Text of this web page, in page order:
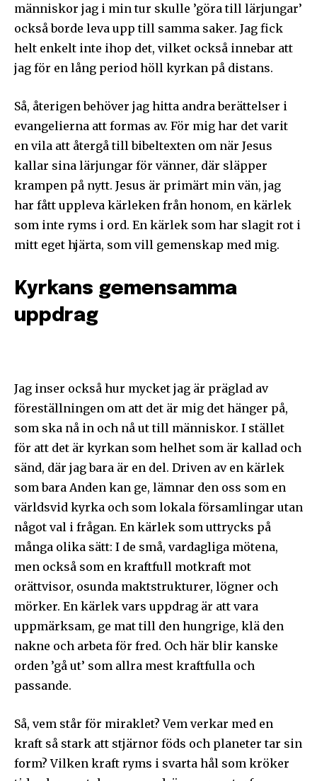
människor jag i min tur skulle ’göra till lärjungar’
också borde leva upp till samma saker. Jag fick
helt enkelt inte ihop det, vilket också innebar att
jag för en lång period höll kyrkan på distans.
Så, återigen behöver jag hitta andra berättelser i
evangelierna att formas av. För mig har det varit
en vila att återgå till bibeltexten om när Jesus
kallar sina lärjungar för vänner, där släpper
krampen på nytt. Jesus är primärt min vän, jag
har fått uppleva kärleken från honom, en kärlek
som inte ryms i ord. En kärlek som har slagit rot i
mitt eget hjärta, som vill gemenskap med mig.
Kyrkans gemensamma
uppdrag
Jag inser också hur mycket jag är präglad av
föreställningen om att det är mig det hänger på,
som ska nå in och nå ut till människor. I stället
för att det är kyrkan som helhet som är kallad och
sänd, där jag bara är en del. Driven av en kärlek
som bara Anden kan ge, lämnar den oss som en
världsvid kyrka och som lokala församlingar utan
något val i frågan. En kärlek som uttrycks på
många olika sätt: I de små, vardagliga mötena,
men också som en kraftfull motkraft mot
orättvisor, osunda maktstrukturer, lögner och
mörker. En kärlek vars uppdrag är att vara
uppmärksam, ge mat till den hungrige, klä den
nakne och arbeta för fred. Och här blir kanske
orden ’gå ut’ som allra mest kraftfulla och
passande.
Så, vem står för miraklet? Vem verkar med en
kraft så stark att stjärnor föds och planeter tar sin
form? Vilken kraft ryms i svarta hål som kröker